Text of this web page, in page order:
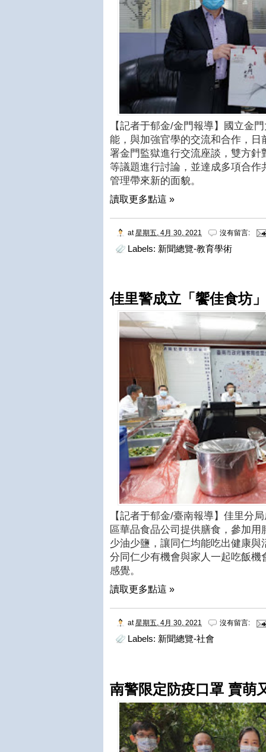
【記者于郁金/金門報導】國立金
能，與加強官學的交流和合作，
署金門監獄進行交流座談，雙方
等議題進行討論，並達成多項合
管理帶來新的面貌。
讀取更多點這 »
at星期五, 4月 30, 2021 沒有留言:
Labels: 新聞總覽-教育學術
佳里警成立「饗佳食坊
【記者于郁金/臺南報導】佳里分
區華品食品公司提供膳食，參加
少油少鹽，讓同仁均能吃出健康
分同仁少有機會與家人一起吃飯
感覺。
讀取更多點這 »
at星期五, 4月 30, 2021 沒有留言:
Labels: 新聞總覽-社會
南警限定防疫口罩 賣萌